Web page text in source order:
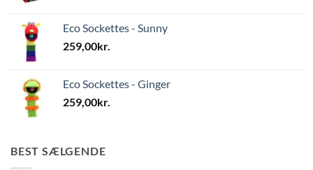
Eco Sockettes - Sunny
259,00kr.
Eco Sockettes - Ginger
259,00kr.
BEST SÆLGENDE